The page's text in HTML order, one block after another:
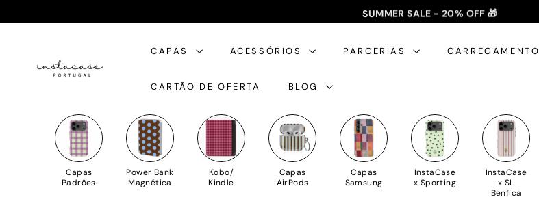
para
pausa
✈️ PORTES GRÁTIS: +35€ 🇵🇹🇪🇸 | +50€ 🇪🇺
SUMMER SALE - 20% OFF 🎁
CAPAS ACESSÓRIOS PARCERIAS CARREGAMENTO
CARTÃO DE OFERTA BLOG
Capas
Padrões
Power Bank
Magnética
Kobo/
Kindle
Capas
AirPods
Capas
Samsung
InstaCase
x Sporting
InstaCase
x SL
Benfica